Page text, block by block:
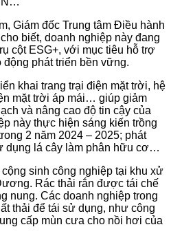
Giám đốc Trung tâm Điều hành
biết, doanh nghiệp này đang
cột ESG+, với mục tiêu hỗ trợ
phát triển bền vững.
khai trang trại điện mặt trời, hệ
mặt trời áp mái… giúp giảm
và nâng cao độ tin cậy của
này thực hiện sáng kiến trồng
2 năm 2024 – 2025; phát
dụng lá cây làm phân hữu cơ…
sinh công nghiệp tại khu xử
Rác thải rắn được tái chế
nung. Các doanh nghiệp trong
thải để tái sử dụng, như công
cấp mùn cưa cho nồi hơi của